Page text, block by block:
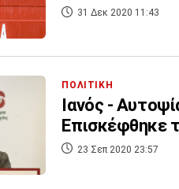
31 Δεκ 2020 11:43
ΠΟΛΙΤΙΚΗ
Ιανός -
Επισκέφθηκε
23 Σεπ 2020 23:57